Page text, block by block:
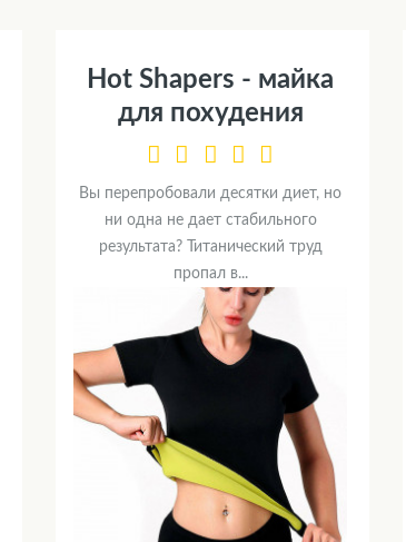
Hot Shapers - майка
для похудения
Вы перепробовали десятки диет, но
ни одна не дает стабильного
результата? Титанический труд
пропал в...